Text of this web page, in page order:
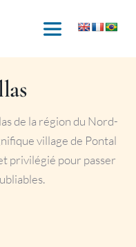
de la région du Nord-
village de Pontal
privilégié pour passer